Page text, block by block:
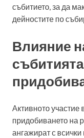
събитието, за да
дейностите по
Влияние
Активното участие
придобиването на
ангажират с